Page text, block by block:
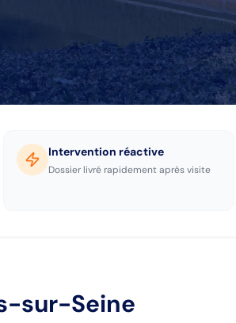
Intervention réactive
Dossier livré rapidement après visite
sur-Seine